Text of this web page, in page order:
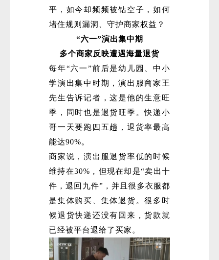
平，如今却频频被钻空子，如何
堵住规则漏洞、守护商家权益？
“六一”演出集中期
多个商家反映遭遇海量退货
每年“六一”前后是幼儿园、中小
学演出集中时期，演出服商家王
先生告诉记者，这是他的生意旺
季，同时也是退货旺季。快递小
哥一天要跑四五趟，退货率最高
能达90%。
商家说，演出服退货率低的时候
维持在30%，但现在却是“卖出十
件，退回九件”，并且很多衣服都
是集体购买、集体退货。很多时
候退货快递还没有回来，货款就
已经被平台退给了买家。